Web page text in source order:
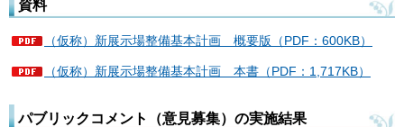
資料
（仮称）新展示場整備基本計画 概要版（PDF：600KB）
（仮称）新展示場整備基本計画 本書（PDF：1,717KB）
パブリックコメント（意見募集）の実施結果